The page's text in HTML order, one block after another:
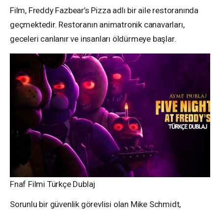
Film, Freddy Fazbear’s Pizza adlı bir aile restoranında
geçmektedir. Restoranın animatronik canavarları,
geceleri canlanır ve insanları öldürmeye başlar.
Fnaf Filmi Türkçe Dublaj
Sorunlu bir güvenlik görevlisi olan Mike Schmidt,